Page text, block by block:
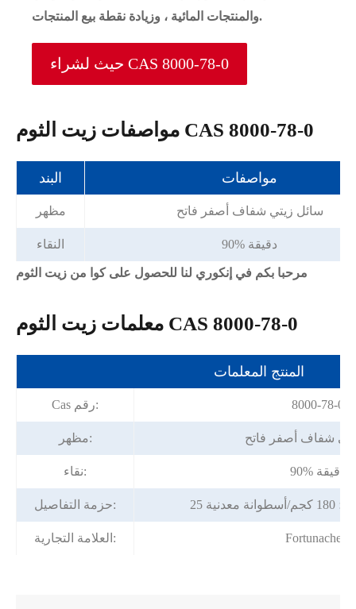
والمنتجات المائية ، وزيادة نقطة بيع المنتجات.
حيث لشراء CAS 8000-78-0
مواصفات زيت الثوم CAS 8000-78-0
البند مواصفات
مظهر سائل زيتي شفاف أصفر فاتح
النقاء 90% دقيقة
مرحبا بكم في إنكوري لنا للحصول على كوا من زيت الثوم
معلمات زيت الثوم CAS 8000-78-0
المنتج المعلمات
Cas رقم: 8000-78-0
مظهر: شفاف أصفر فاتح
نقاء: 90% دقيقة
حزمة التفاصيل:
العلامة التجارية: Fortunachem